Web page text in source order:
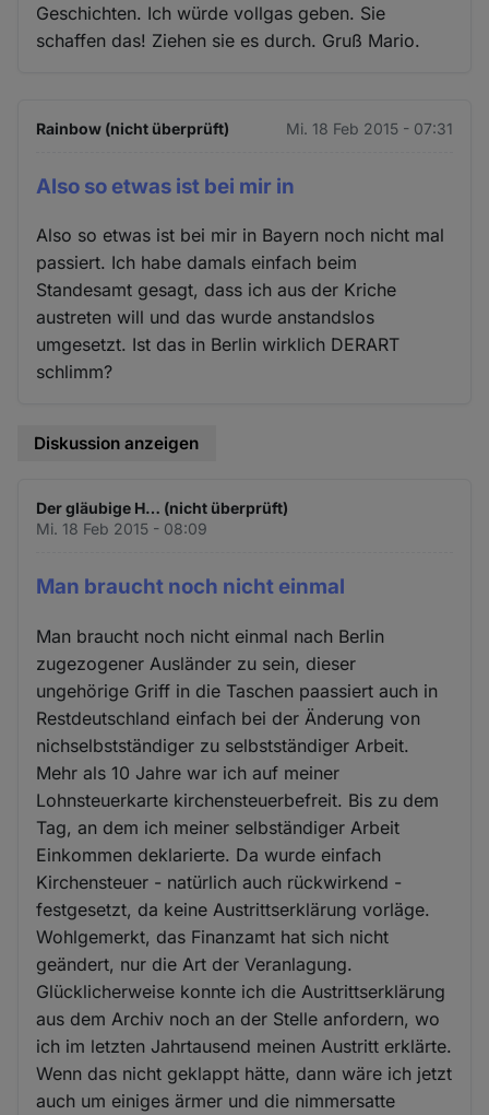
Geschichten. Ich würde vollgas geben. Sie
schaffen das! Ziehen sie es durch. Gruß Mario.
Rainbow (nicht überprüft) Mi. 18 Feb 2015 - 07:31
Also so etwas ist bei mir in
Also so etwas ist bei mir in Bayern noch nicht mal
passiert. Ich habe damals einfach beim
Standesamt gesagt, dass ich aus der Kriche
austreten will und das wurde anstandslos
umgesetzt. Ist das in Berlin wirklich DERART
schlimm?
Diskussion anzeigen
Der gläubige H… (nicht überprüft)
Mi. 18 Feb 2015 - 08:09
Man braucht noch nicht einmal
Man braucht noch nicht einmal nach Berlin
zugezogener Ausländer zu sein, dieser
ungehörige Griff in die Taschen paassiert auch in
Restdeutschland einfach bei der Änderung von
nichselbstständiger zu selbstständiger Arbeit.
Mehr als 10 Jahre war ich auf meiner
Lohnsteuerkarte kirchensteuerbefreit. Bis zu dem
Tag, an dem ich meiner selbständiger Arbeit
Einkommen deklarierte. Da wurde einfach
Kirchensteuer - natürlich auch rückwirkend -
festgesetzt, da keine Austrittserklärung vorläge.
Wohlgemerkt, das Finanzamt hat sich nicht
geändert, nur die Art der Veranlagung.
Glücklicherweise konnte ich die Austrittserklärung
aus dem Archiv noch an der Stelle anfordern, wo
ich im letzten Jahrtausend meinen Austritt erklärte.
Wenn das nicht geklappt hätte, dann wäre ich jetzt
auch um einiges ärmer und die nimmersatte